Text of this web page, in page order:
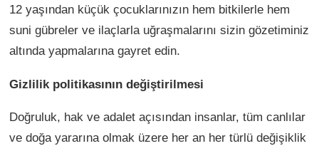
12 yaşından küçük çocuklarınızın hem bitkilerle hem
suni gübreler ve ilaçlarla uğraşmalarını sizin gözetiminiz
altında yapmalarına gayret edin.
Gizlilik politikasının değiştirilmesi
Doğruluk, hak ve adalet açısından insanlar, tüm canlılar
ve doğa yararına olmak üzere her an her türlü değişiklik